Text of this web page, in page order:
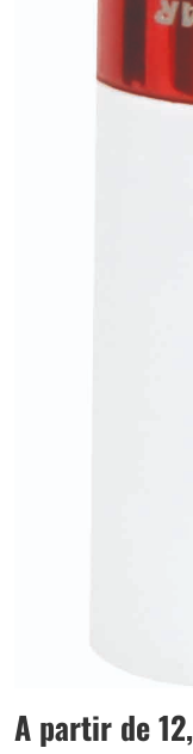
A partir de